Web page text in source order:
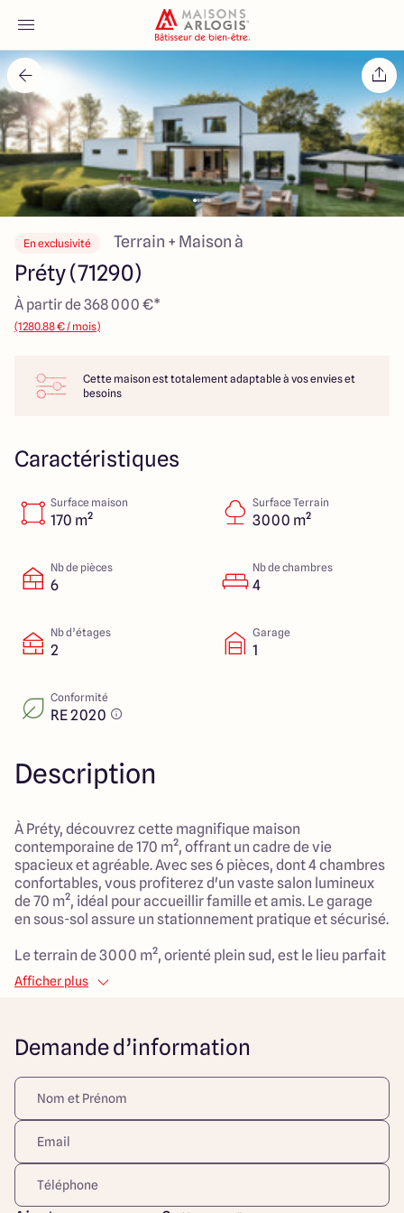
Accueil
Nos maisons
Nos annonces
Votre projet
Qui sommes-nous
Maisons ARLOGIS Macon
4.3 4.6
En exclusivité Terrain + Maison à
Préty (71290)
À partir de 368 000 €*
(1280.88 € / mois)
Cette maison est totalement adaptable à vos envies et
besoins
Caractéristiques
Surface maison
170 m²
Surface Terrain
3000 m²
Nb de pièces
6
Nb de chambres
4
Nb d’étages
2
Garage
1
Conformité
RE 2020
Description
À Préty, découvrez cette magnifique maison
contemporaine de 170 m², offrant un cadre de vie
spacieux et agréable. Avec ses 6 pièces, dont 4 chambres
confortables, vous profiterez d'un vaste salon lumineux
de 70 m², idéal pour accueillir famille et amis. Le garage
en sous-sol assure un stationnement pratique et sécurisé.
Le terrain de 3000 m², orienté plein sud, est le lieu parfait
pour savourer la tranquillité de la campagne. Situé à
proximité des axes routiers, cet emplacement combine le
commodités.
Cette propriété représente une opportunité rare, où
confort moderne et cadre de vie idyllique se rencontrent.
N'attendez plus pour visiter ce bien d'exception !
Découvrez toutes nos offres et réalisations ARLOGIS sur
notre site Internet. Visuel d'illustration. Le modèle est
totalement adaptable à vos envies et besoins et
personnalisable grâce à de nombreuses options de
Afficher plus
Demande d’information